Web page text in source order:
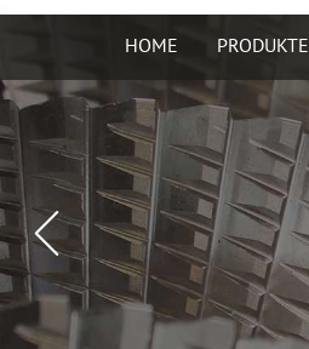
HOME PRO­DUK­TE
Vorheriges
Slide